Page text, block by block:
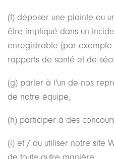
(f) déposer une plainte ou
être impliqué dans un
enregistrable (par
rapports de santé et de
(g) parler à l'un de nos
de notre équipe;
(h) participer à des
(i) et / ou utiliser notre site